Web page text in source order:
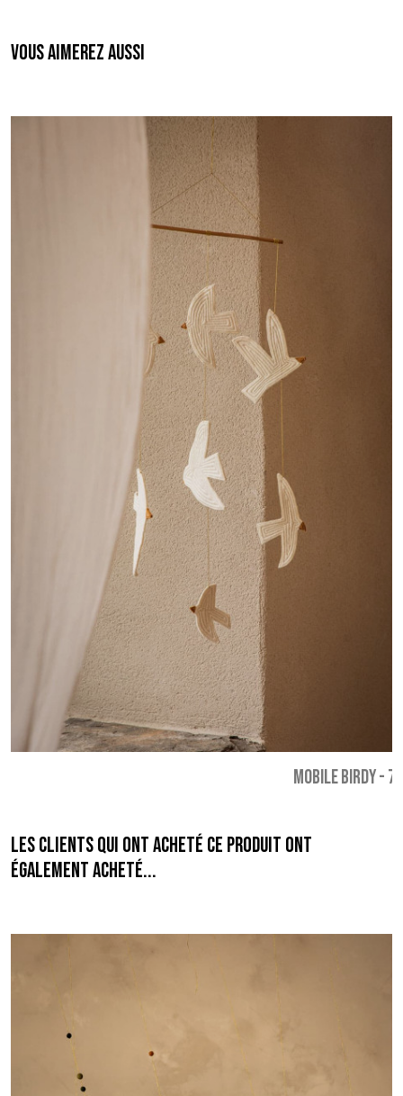
Vous aimerez aussi
MOBILE BIRDY-
Les clients qui ont acheté ce produit ont
également acheté...